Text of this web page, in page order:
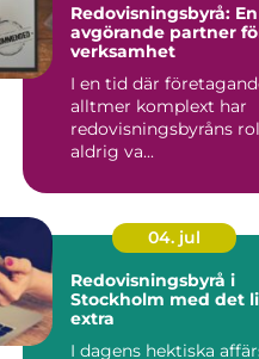
Redovisningsbyrå: En
avgörande partner
verksamhet
I en tid där
alltmer komplext har
redovisningsbyråns
aldrig va...
04. jul
Redovisningsbyrå i
Stockholm med det
extra
I dagens hektiska